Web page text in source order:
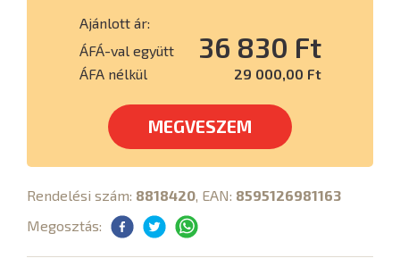
Ajánlott ár:
ÁFÁ-val együtt
36 830 Ft
ÁFA nélkül 29 000,00 Ft
MEGVESZEM
Rendelési szám: 8818420, EAN: 8595126981163
Megosztás: